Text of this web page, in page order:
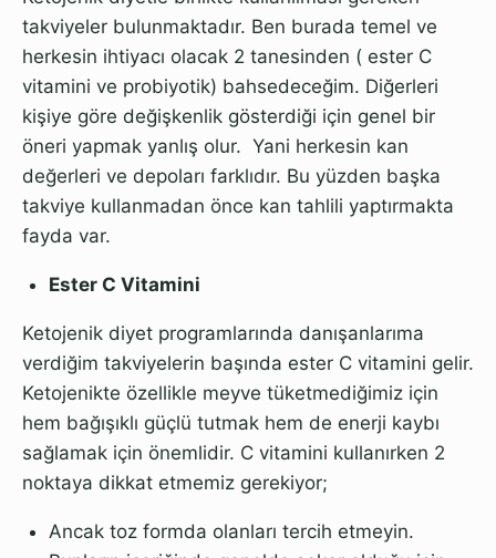
takviyeler bulunmaktadır. Ben burada temel ve
herkesin ihtiyacı olacak 2 tanesinden ( ester C
vitamini ve probiyotik) bahsedeceğim. Diğerleri
kişiye göre değişkenlik gösterdiği için genel bir
öneri yapmak yanlış olur. Yani herkesin kan
değerleri ve depoları farklıdır. Bu yüzden başka
takviye kullanmadan önce kan tahlili yaptırmakta
fayda var.
Ester C Vitamini
Ketojenik diyet programlarında danışanlarıma
verdiğim takviyelerin başında ester C vitamini gelir.
Ketojenikte özellikle meyve tüketmediğimiz için
hem bağışıklı güçlü tutmak hem de enerji kaybı
sağlamak için önemlidir. C vitamini kullanırken 2
noktaya dikkat etmemiz gerekiyor;
Ancak toz formda olanları tercih etmeyin.